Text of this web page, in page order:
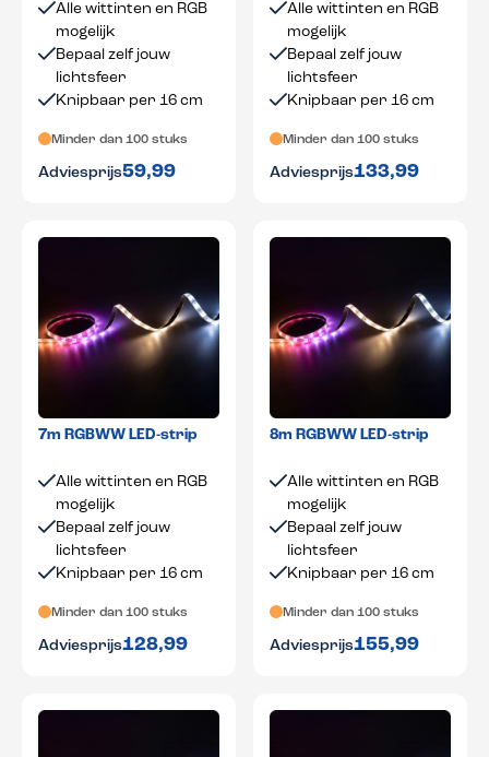
Alle wittinten en RGB
mogelijk
Bepaal zelf jouw
lichtsfeer
Knipbaar per 16 cm
Minder dan 100 stuks
Adviesprijs59,99
Alle wittinten en RGB
mogelijk
Bepaal zelf jouw
lichtsfeer
Knipbaar per 16 cm
Minder dan 100 stuks
Adviesprijs133,99
7m RGBWW LED-strip
Alle wittinten en RGB
mogelijk
Bepaal zelf jouw
lichtsfeer
Knipbaar per 16 cm
Minder dan 100 stuks
Adviesprijs128,99
8m RGBWW LED-strip
Alle wittinten en RGB
mogelijk
Bepaal zelf jouw
lichtsfeer
Knipbaar per 16 cm
Minder dan 100 stuks
Adviesprijs155,99